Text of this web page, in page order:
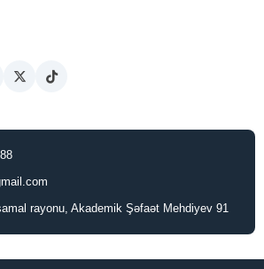
rayonu, Akademik Şəfaət Mehdiyev 91